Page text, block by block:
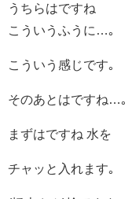
うちらはですね
こういうふうに…｡
こういう感じです｡
そのあとはですね…｡
まずはですね 水を
チャッと入れます｡